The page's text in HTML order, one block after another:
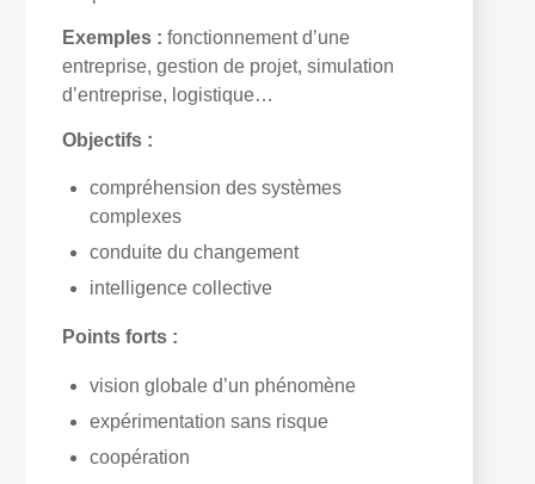
Exemples : fonctionnement d’une
entreprise, gestion de projet, simulation
d’entreprise, logistique…
Objectifs :
compréhension des systèmes
complexes
conduite du changement
intelligence collective
Points forts :
vision globale d’un phénomène
expérimentation sans risque
coopération